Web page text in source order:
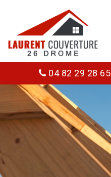
04 82 29 28 65